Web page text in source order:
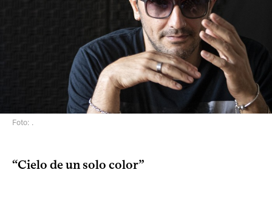
Foto: .
“Cielo de un solo color”